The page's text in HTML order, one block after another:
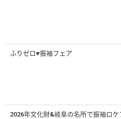
ふりゼロ♥振袖フェア
2026年文化財&岐阜の名所で振袖ロ